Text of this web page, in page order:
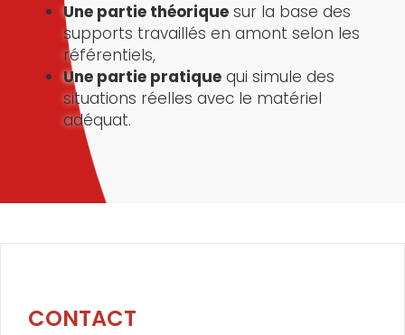
Une partie théorique sur la base des
supports travaillés en amont selon les
référentiels,
Une partie pratique qui simule des
situations réelles avec le matériel
adéquat.
CONTACT